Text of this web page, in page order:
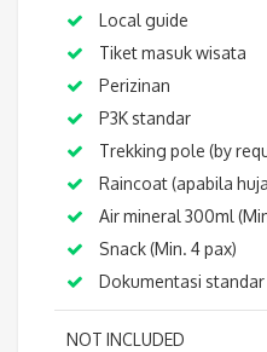
Local guide
Tiket masuk wisata
Perizinan
P3K standar
Trekking pole (by
Raincoat (apabila
Air mineral 300ml
Snack (Min. 4 pax)
Dokumentasi
NOT INCLUDED